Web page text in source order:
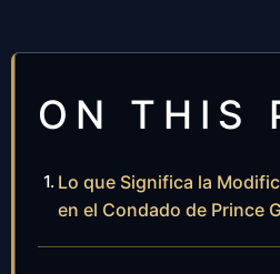
ON THIS
Lo que Significa la
en el Condado de Prince